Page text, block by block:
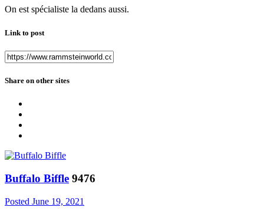
On est spécialiste la dedans aussi.
Link to post
Share on other sites
Buffalo Biffle 9476
Posted June 19, 2021